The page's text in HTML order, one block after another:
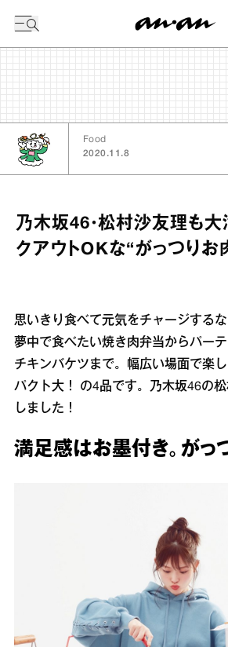
Food
2020.11.8
乃木坂46・松村沙友理も
クアウトOKな“がっつりお
思いきり食べて元気をチャージする
夢中で食べたい焼き肉弁当からパー
チキンバケツまで。幅広い場面で楽
パクト大！ の4品です。乃木坂46の
しました！
満足感はお墨付き。がっ